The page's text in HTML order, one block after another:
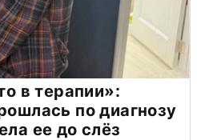
в терапии»:
по диагнозу
ее до слёз